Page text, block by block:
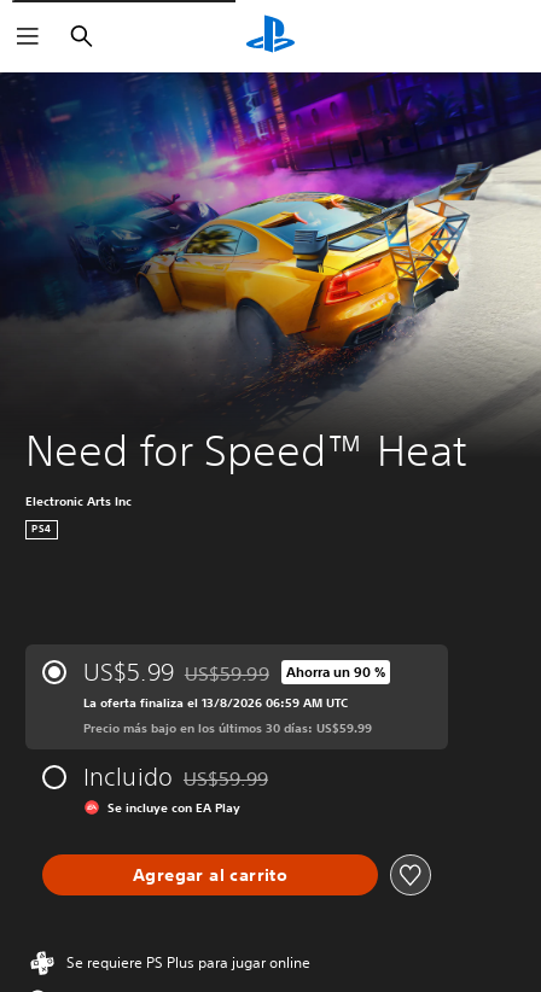
Buscar
Need for Speed™ Heat
Electronic Arts Inc
PS4
US$5.99 Rebajado del precio original de US$59.99
US$59.99 Ahorra un 90 %
La oferta finaliza el 13/8/2026 06:59 AM UTC
Precio más bajo en los últimos 30 días: US$59.99
Incluido Rebajado del precio original de US$59.99
US$59.99
Se incluye con EA Play
Agregar al carrito
Se requiere PS Plus para jugar online